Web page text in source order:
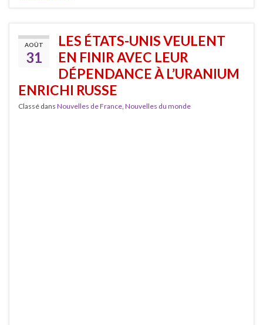
AOÛT
31
LES ÉTATS-UNIS VEULENT
EN FINIR AVEC LEUR
DÉPENDANCE À L’URANIUM
ENRICHI RUSSE
Classé dans Nouvelles de France, Nouvelles du monde